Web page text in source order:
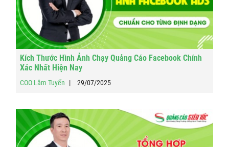
Kích Thước Hình Ảnh Chạy Quảng Cáo Facebook Chính
Xác Nhất Hiện Nay
COO Lâm Tuyến 29/07/2025